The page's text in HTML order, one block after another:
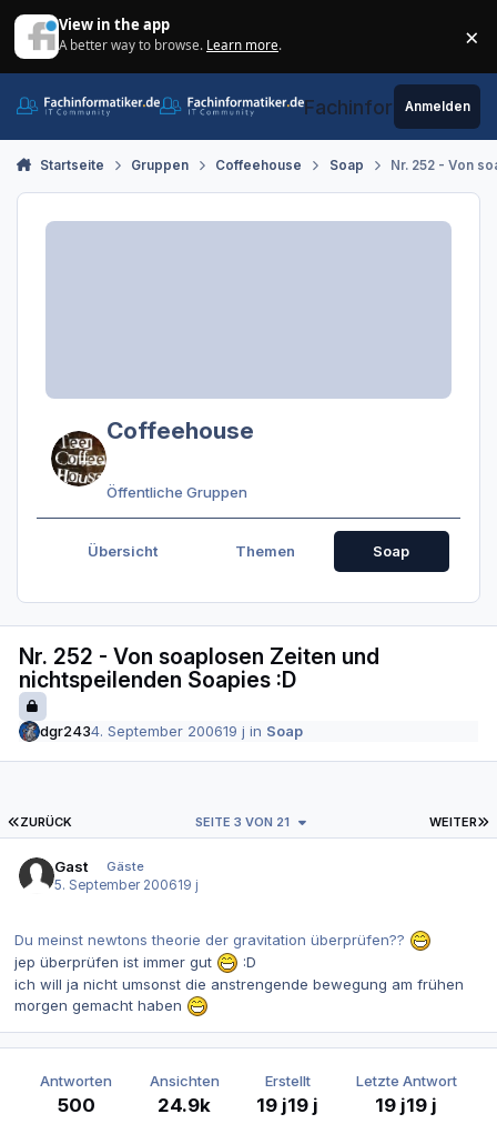
View in the app
A better way to browse. Learn more. ×
Fachinformatiker.de
Anmelden
Startseite Gruppen Coffeehouse Soap Nr. 252 - Von
Coffeehouse
Öffentliche Gruppen
Übersicht Themen Soap
Nr. 252 - Von soaplosen Zeiten und
nichtspeilenden Soapies :D
dgr2434. September 200619 j in Soap
ERSTE SEITE
ZURÜCK WEITER
SEITE 3 VON 21
Gast
Gäste
5. September 200619 j
Du meinst newtons theorie der gravitation überprüfen??
jep überprüfen ist immer gut
:D
ich will ja nicht umsonst die anstrengende bewegung am frühen
morgen gemacht haben
Antworten
500
Ansichten
24.9k
Erstellt
19 j19 j
Letzte Antwort
19 j19 j